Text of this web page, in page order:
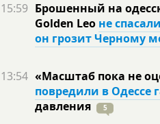
15:59 Брошенный на
Golden Leo не
он грозит Черному
13:54 «Масштаб пока не
повредили в Одессе
давления
5